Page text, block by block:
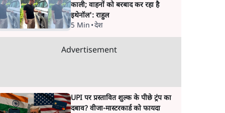
काली; वाहनों को बरबाद कर रहा है
इथेनॉल': राहुल
5 Min •देश
Advertisement
UPI पर प्रस्तावित शुल्क के पीछे ट्रंप का
दबाव? वीजा-मास्टरकार्ड को फायदा